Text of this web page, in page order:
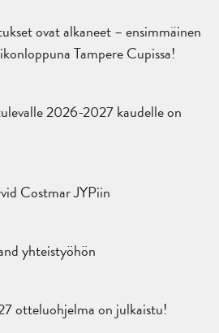
ovat alkaneet – ensimmäinen
Tampere Cupissa!
2026-2027 kaudelle on
Costmar JYPiin
yhteistyöhön
otteluohjelma on julkaistu!